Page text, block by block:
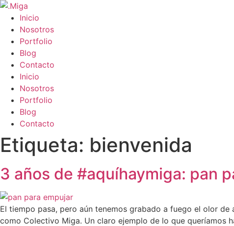
Ir
contenido
Inicio
Nosotros
Portfolio
Blog
Contacto
Menú Inicio
Nosotros
Portfolio
Blog
Contacto
Etiqueta: bienvenida
3 años de #aquíhaymiga: pan
El tiempo pasa, pero aún tenemos grabado a fuego el olor
como Colectivo Miga. Un claro ejemplo de lo que queríamos